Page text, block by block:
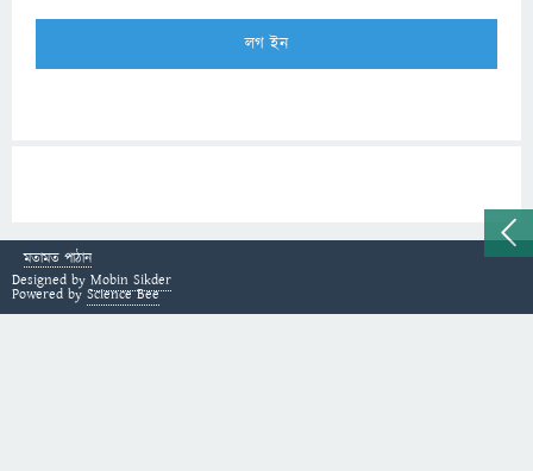
মতামত পাঠান
Designed by Mobin Sikder
Powered by Science Bee